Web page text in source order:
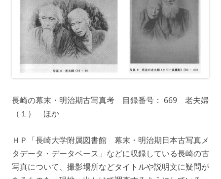
長崎の幕末・明治期古写真考 目録番号： 669 老夫婦
（１） ほか
ＨＰ「長崎大学附属図書館 幕末・明治期日本古写真メ
タデータ・データベース」などに収録している長崎の古
写真について、撮影場所などタイトルや説明文に疑問が